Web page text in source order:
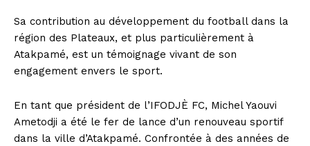
Sa contribution au développement du football dans la
région des Plateaux, et plus particulièrement à
Atakpamé, est un témoignage vivant de son
engagement envers le sport.
En tant que président de l’IFODJÈ FC, Michel Yaouvi
Ametodji a été le fer de lance d’un renouveau sportif
dans la ville d’Atakpamé. Confrontée à des années de